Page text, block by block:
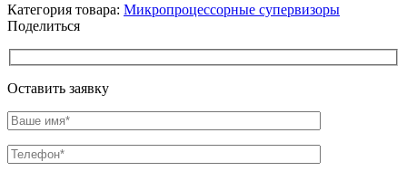
Категория товара: Микропроцессорные супервизоры
Поделиться
Оставить заявку